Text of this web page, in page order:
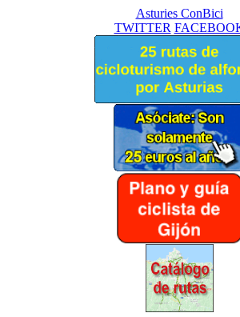
Asturies ConBici
TWITTER